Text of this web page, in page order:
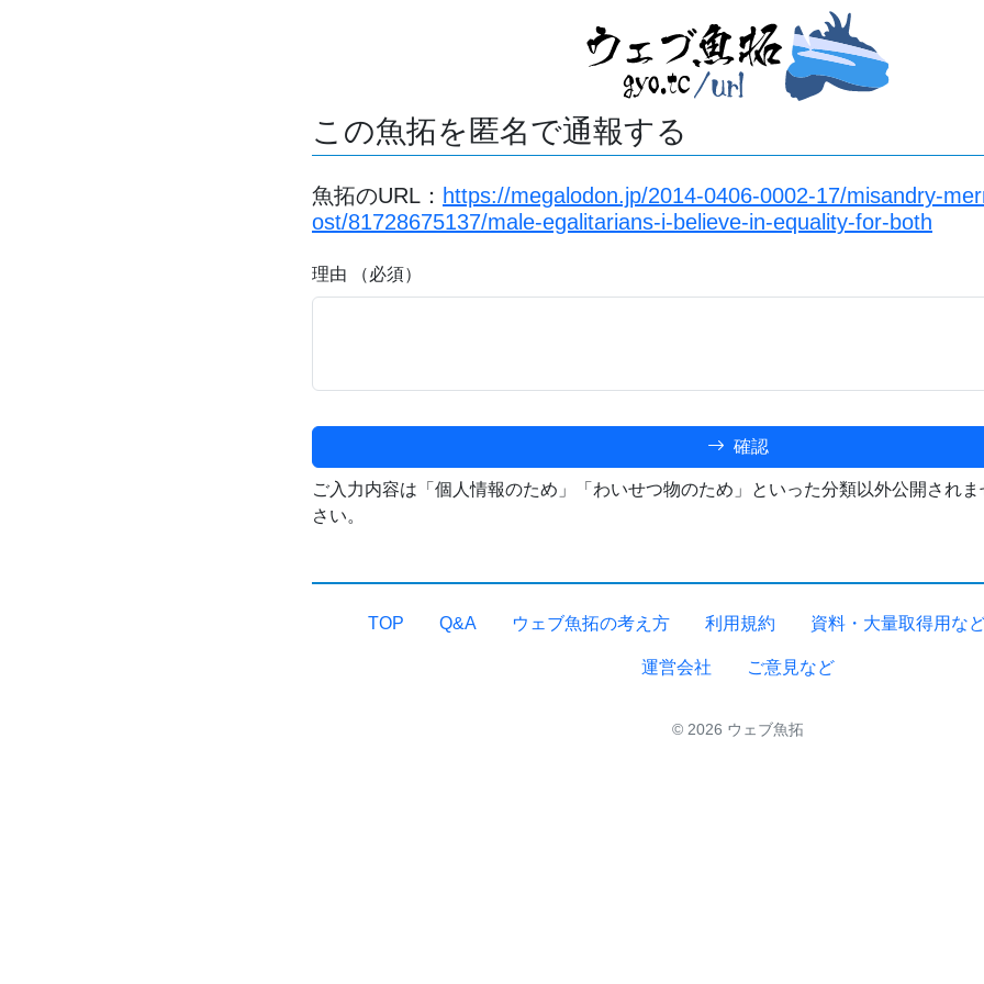
この魚拓を匿名で通報する
魚拓のURL： https://megalodon.jp/2014-0406-0002-17/misandry-
ost/81728675137/male-egalitarians-i-believe-in-equality-for-both
理由 （必須）
確認
ご入力内容は「個人情報のため」「わいせつ物のため」といった分類以外公開され
さい。
TOP Q&A ウェブ魚拓の考え方 利用規約 資料・大量取得用な
運営会社 ご意見など
© 2026 ウェブ魚拓